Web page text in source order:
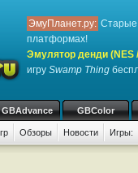
ЭмуПланет.ру: Старые
платформах!
Эмулятор денди (NES
игру Swamp Thing
GBAdvance GBColor
Обзоры Новости Игры: